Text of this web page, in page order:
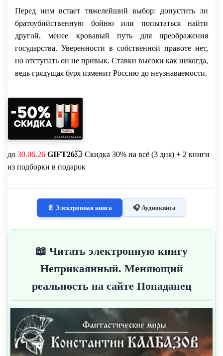
Перед ним встает тяжелейший выбор: допустить ли
братоубийственную бойню или попытаться найти
другой, менее кровавый путь для преображения
государства. Уверенности в собственной правоте нет,
но отступать он не привык. Ставки высоки как никогда,
ведь грядущая буря изменит Россию до неузнаваемости.
до 30.06.26 GIFT26💥 Скидка 30% на всё (3 дня) + 2 книги
из подборки в подарок
📄 Электронная книга 🎧 Аудиокнига
📖 Читать электронную книгу
Неприкаянный. Меняющий
реальность на сайте Попаданец